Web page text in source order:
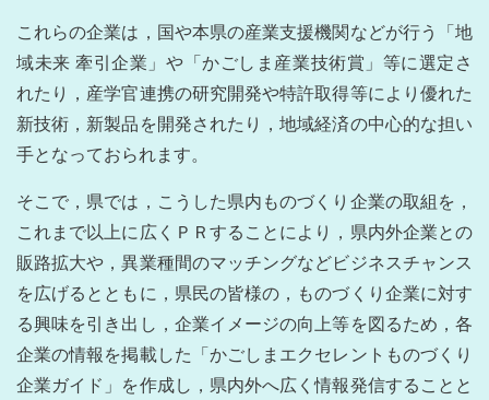
これらの企業は，国や本県の産業支援機関などが行う「地
域未来 牽引企業」や「かごしま産業技術賞」等に選定さ
れたり，産学官連携の研究開発や特許取得等により優れた
新技術，新製品を開発されたり，地域経済の中心的な担い
手となっておられます。
そこで，県では，こうした県内ものづくり企業の取組を，
これまで以上に広くＰＲすることにより，県内外企業との
販路拡大や，異業種間のマッチングなどビジネスチャンス
を広げるとともに，県民の皆様の，ものづくり企業に対す
る興味を引き出し，企業イメージの向上等を図るため，各
企業の情報を掲載した「かごしまエクセレントものづくり
企業ガイド」を作成し，県内外へ広く情報発信することと